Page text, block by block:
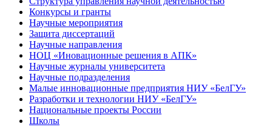
Конкурсы и гранты
Научные мероприятия
Защита диссертаций
Научные направления
НОЦ «Иновационные решения в АПК»
Научные журналы университета
Научные подразделения
Малые инновационные предприятия НИУ «БелГУ»
Разработки и технологии НИУ «БелГУ»
Национальные проекты России
Школы